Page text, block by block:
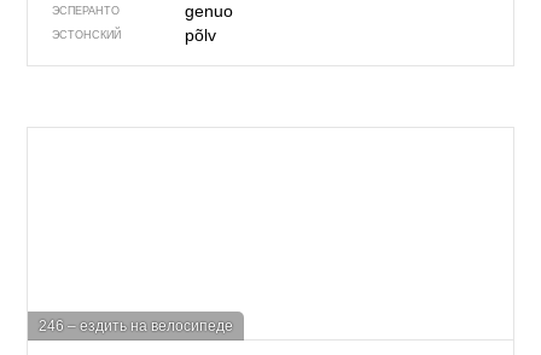
ЭСПЕРАНТО genuo
ЭСТОНСКИЙ põlv
246 – ездить на велосипеде